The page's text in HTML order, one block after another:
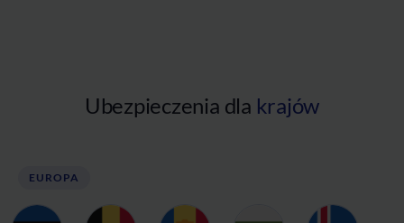
Ubezpieczenia dla krajów
EUROPA